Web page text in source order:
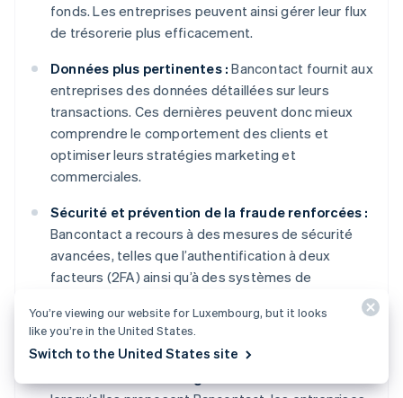
fonds. Les entreprises peuvent ainsi gérer leur flux
de trésorerie plus efficacement.
Données plus pertinentes : Bancontact fournit aux
entreprises des données détaillées sur leurs
transactions. Ces dernières peuvent donc mieux
comprendre le comportement des clients et
optimiser leurs stratégies marketing et
commerciales.
Sécurité et prévention de la fraude renforcées :
Bancontact a recours à des mesures de sécurité
avancées, telles que l’authentification à deux
facteurs (2FA) ainsi qu’à des systèmes de
protégées contre les pertes financières
occasionnées par les transactions frauduleuses.
You’re viewing our website for Luxembourg, but it looks
like you’re in the United States.
Switch to the United States site